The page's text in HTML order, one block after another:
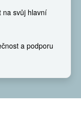
na svůj hlavní
a podporu